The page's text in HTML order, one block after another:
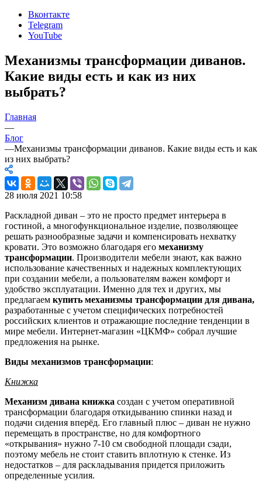
Вконтакте
Telegram
YouTube
Механизмы трансформации диванов.
Какие виды есть и как из них
выбрать?
Главная
—
Блог
—Механизмы трансформации диванов. Какие виды есть и как
из них выбрать?
28 июля 2021 10:58
Раскладной диван – это не просто предмет интерьера в
гостиной, а многофункциональное изделие, позволяющее
решать разнообразные задачи и компенсировать нехватку
кровати. Это возможно благодаря его механизму
трансформации. Производители мебели знают, как важно
использование качественных и надежных комплектующих
при создании мебели, а пользователям важен комфорт и
удобство эксплуатации. Именно для тех и других, мы
предлагаем купить механизмы трансформации для дивана,
разработанные с учетом специфических потребностей
российских клиентов и отражающие последние тенденции в
мире мебели. Интернет-магазин «ЦКМФ» собрал лучшие
предложения на рынке.
Виды механизмов трансформации:
Книжка
Механизм дивана книжка создан с учетом оперативной
трансформации благодаря откидыванию спинки назад и
подачи сидения вперёд. Его главный плюс – диван не нужно
перемещать в пространстве, но для комфортного
«открывания» нужно 7-10 см свободной площади сзади,
поэтому мебель не стоит ставить вплотную к стенке. Из
недостатков – для раскладывания придется приложить
определенные усилия.